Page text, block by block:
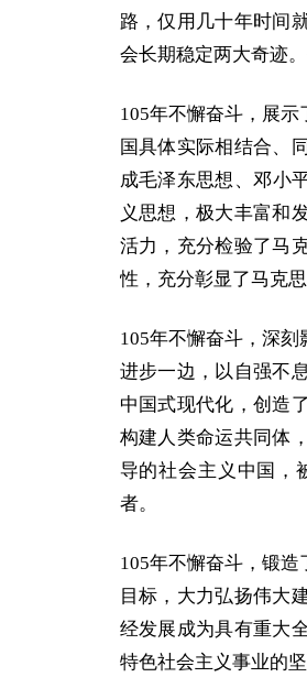
路，仅用几十年时间
会长期稳定两大奇迹
105年不懈奋斗，展
国具体实际相结合、
成毛泽东思想、邓小
义思想，极大丰富和
活力，充分检验了马
性，充分彰显了马克
105年不懈奋斗，深
进步一边，以自强不
中国式现代化，创造
构建人类命运共同体
导的社会主义中国，
者。
105年不懈奋斗，锻
目标，大力弘扬伟大
经发展成为具有重大
特色社会主义事业的